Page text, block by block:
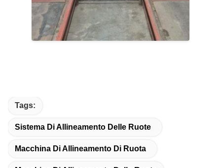
Tags:
Sistema Di Allineamento Delle Ruote
Macchina Di Allineamento Di Ruota